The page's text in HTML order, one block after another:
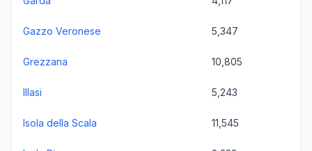
Gazzo Veronese 5,347
Grezzana 10,805
Illasi 5,243
Isola della Scala 11,545